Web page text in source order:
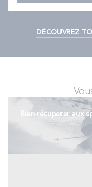
DÉCOUVREZ
Bien récuperer aux